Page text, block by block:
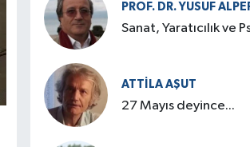
PROF. DR. YUSUF
Sanat, Yaratıcılık ve
ATTILA AŞUT
27 Mayıs deyince...